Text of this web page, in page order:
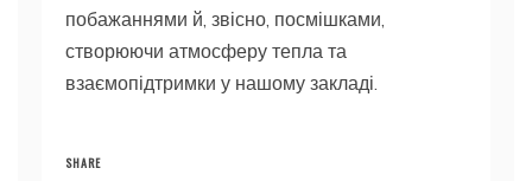
побажаннями й, звісно, посмішками,
створюючи атмосферу тепла та
взаємопідтримки у нашому закладі.
SHARE